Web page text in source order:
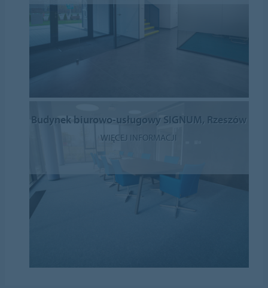
Budynek biurowo-usługowy SIGNUM, Rzeszów
WIĘCEJ INFORMACJI